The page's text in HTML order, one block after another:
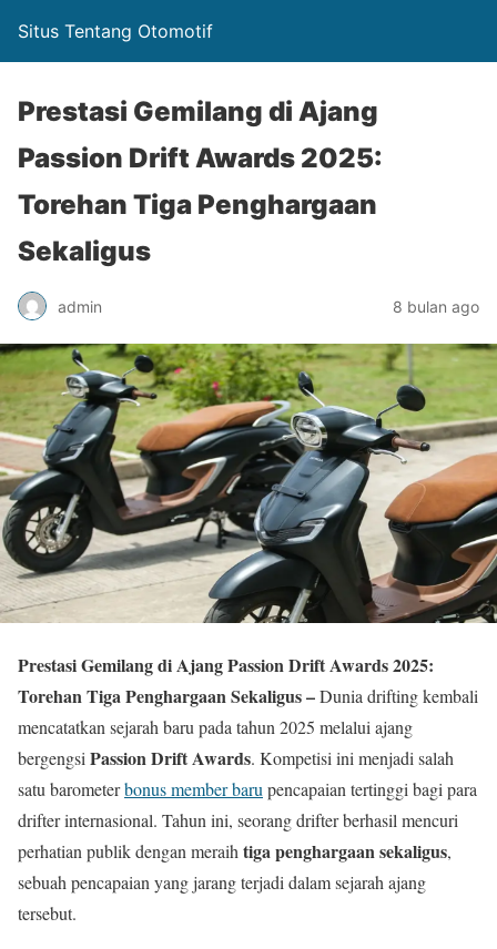
Situs Tentang Otomotif
Prestasi Gemilang di Ajang
Passion Drift Awards 2025:
Torehan Tiga Penghargaan
Sekaligus
admin 8 bulan ago
Prestasi Gemilang di Ajang Passion Drift Awards 2025:
Torehan Tiga Penghargaan Sekaligus –Dunia drifting kembali
mencatatkan sejarah baru pada tahun 2025 melalui ajang
bergengsi Passion Drift Awards. Kompetisi ini menjadi salah
satu barometerbonus member baru pencapaian tertinggi bagi para
drifter internasional. Tahun ini, seorang drifter berhasil mencuri
perhatian publik dengan meraih tiga penghargaan sekaligus,
sebuah pencapaian yang jarang terjadi dalam sejarah ajang
tersebut.